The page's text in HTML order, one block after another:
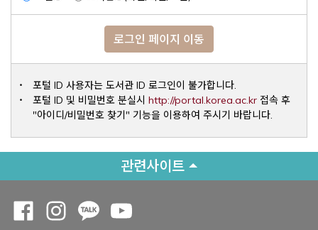
로그인 페이지 이동
포털 ID 사용자는 도서관 ID 로그인이 불가합니다.
포털 ID 및 비밀번호 분실시 http://portal.korea.ac.krOpens a
접속 후
"아이디/비밀번호 찾기" 기능을 이용하여 주시기 바랍니다.
관련사이트
Opens a new window
Opens a new window
Opens a new window